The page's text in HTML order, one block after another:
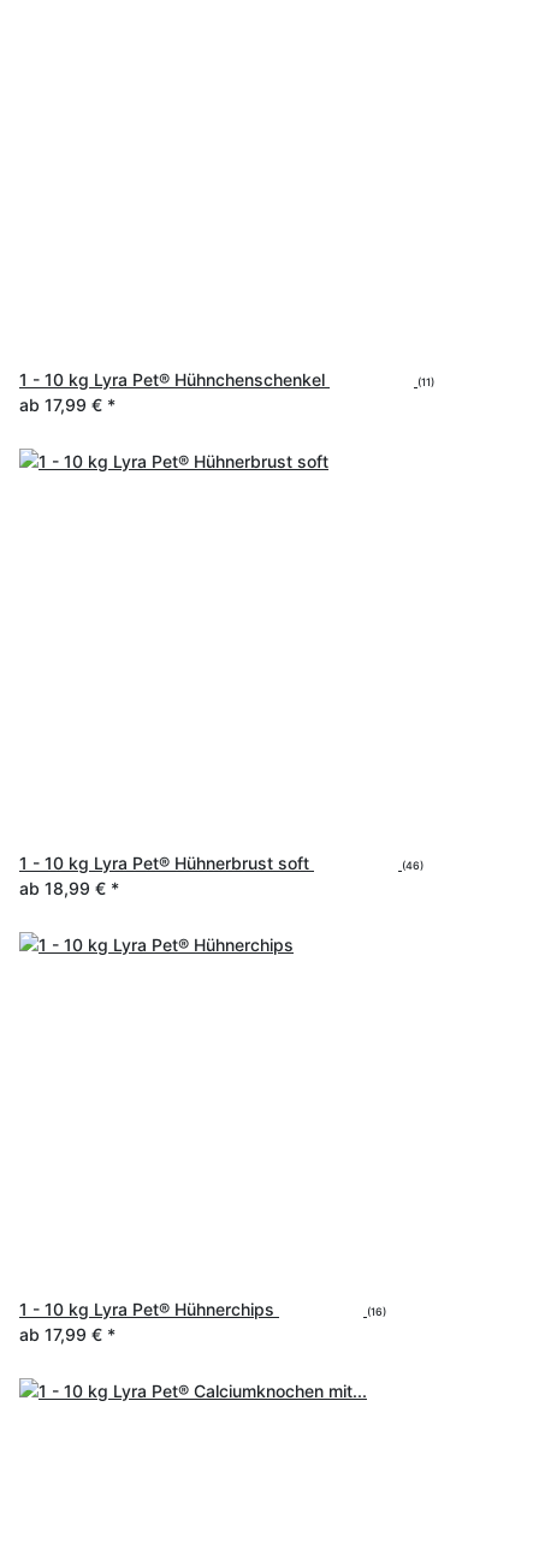
1 - 10 kg Lyra Pet® Hühnchenschenkel (11)
ab 17,99 € *
1 - 10 kg Lyra Pet® Hühnerbrust soft (46)
ab 18,99 € *
1 - 10 kg Lyra Pet® Hühnerchips (16)
ab 17,99 € *